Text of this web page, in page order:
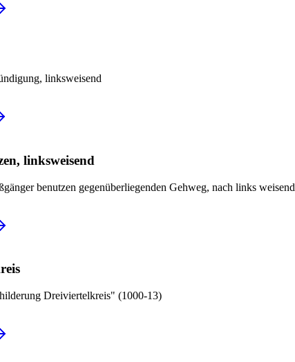
linksweisend
linksweisend
benutzen gegenüberliegenden Gehweg, nach links weisend
Dreiviertelkreis" (1000-13)